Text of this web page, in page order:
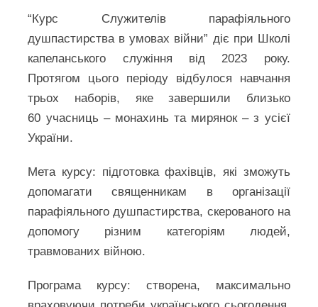
“Курс Служителів парафіяльного
душпастирства в умовах війни” діє при Школі
капеланського служіння від 2023 року.
Протягом цього періоду відбулося навчання
трьох наборів, яке завершили близько
60 учасниць – монахинь та мирянок – з усієї
України.
Мета курсу: підготовка фахівців, які зможуть
допомагати священникам в організації
парафіяльного душпастирства, скерованого на
допомогу різним категоріям людей,
травмованих війною.
Програма курсу: створена, максимально